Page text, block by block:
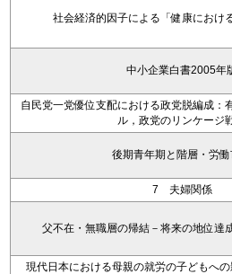
社会経済的因子による「健康におけ
中小企業白書2005年
自民党一党優位支配における政党脱編成：
ル，政党のリンケージ
後期青年期と階層・労
7 夫婦関係
父不在・無職層の帰結－将来の地位達
現代日本における母親の就労の子どもへ